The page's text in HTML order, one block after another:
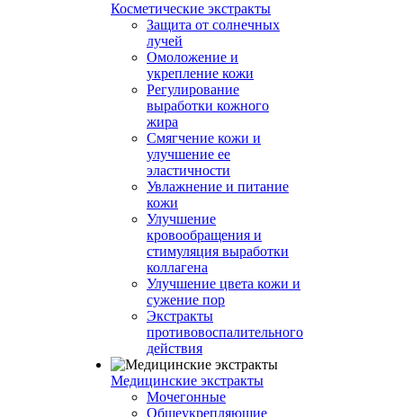
Косметические экстракты
Защита от солнечных
лучей
Омоложение и
укрепление кожи
Регулирование
выработки кожного
жира
Смягчение кожи и
улучшение ее
эластичности
Увлажнение и питание
кожи
Улучшение
кровообращения и
стимуляция выработки
коллагена
Улучшение цвета кожи и
сужение пор
Экстракты
противовоспалительного
действия
Медицинские экстракты
Мочегонные
Общеукрепляющие